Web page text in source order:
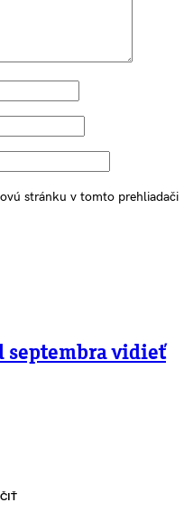
stránku v tomto prehliadači
septembra vidieť